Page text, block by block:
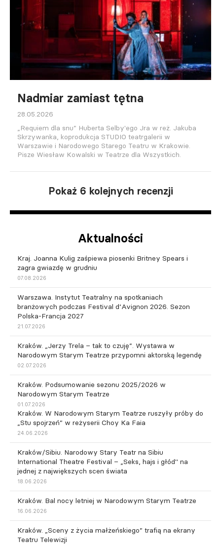
Nadmiar zamiast tętna
28.05.2026
„Requiem dla snu” Huberta Selby'ego Jra w reż. Jakuba
Skrzywanka, koprodukcja STUDIO teatrgalerii w
Warszawie i Narodowego Starego Teatru w Krakowie.
Pisze Wiesław Kowalski w Teatrze dla Wszystkich.
Pokaż 6 kolejnych recenzji
Aktualności
Kraj. Joanna Kulig zaśpiewa piosenki Britney Spears i
zagra gwiazdę w grudniu
07.08.2026
Warszawa. Instytut Teatralny na spotkaniach
branżowych podczas Festival d’Avignon 2026. Sezon
Polska-Francja 2027
21.07.2026
Kraków. „Jerzy Trela – tak to czuję”. Wystawa w
Narodowym Starym Teatrze przypomni aktorską legendę
02.07.2026
Kraków. Podsumowanie sezonu 2025/2026 w
Narodowym Starym Teatrze
01.07.2026
Kraków. W Narodowym Starym Teatrze ruszyły próby do
„Stu spojrzeń” w reżyserii Choy Ka Faia
24.06.2026
Kraków/Sibiu. Narodowy Stary Teatr na Sibiu
International Theatre Festival – „Seks, hajs i głód" na
jednej z największych scen świata
18.06.2026
Kraków. Bal nocy letniej w Narodowym Starym Teatrze
16.06.2026
Kraków. „Sceny z życia małżeńskiego” trafią na ekrany
Teatru Telewizji